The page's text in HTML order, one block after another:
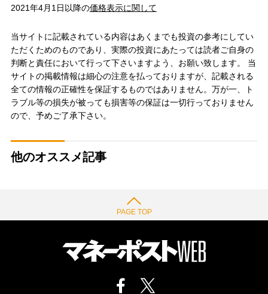
2021年4月1日以降の価格表示に関して
当サイトに記載されている内容はあくまでも投資の参考にしてい
ただくためのものであり、実際の投資にあたっては読者ご自身の
判断と責任において行って下さいますよう、お願い致します。 当
サイトの掲載情報は細心の注意を払っておりますが、記載される
全ての情報の正確性を保証するものではありません。万が一、ト
ラブル等の損失が被っても損害等の保証は一切行っておりません
ので、予めご了承下さい。
他のオススメ記事
PAGE TOP